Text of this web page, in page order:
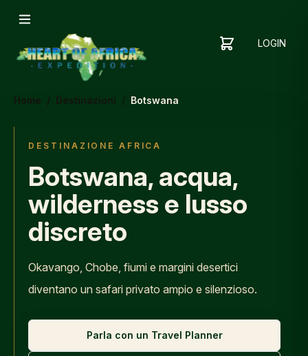
YOUR
GET
LOGIN
Home / Destinazioni / Botswana
DESTINAZIONE AFRICA
Botswana, acqua,
wilderness e lusso
discreto
Okavango, Chobe, fiumi e margini desertici
diventano un safari privato ampio e silenzioso.
Parla con un Travel Planner